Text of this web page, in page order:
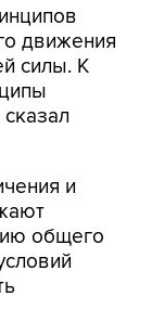
движения
силы. К
и
общего